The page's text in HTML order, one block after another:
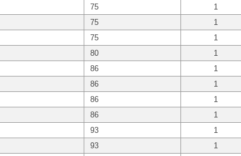
75 1
75 1
75 1
80 1
86 1
86 1
86 1
86 1
93 1
93 1